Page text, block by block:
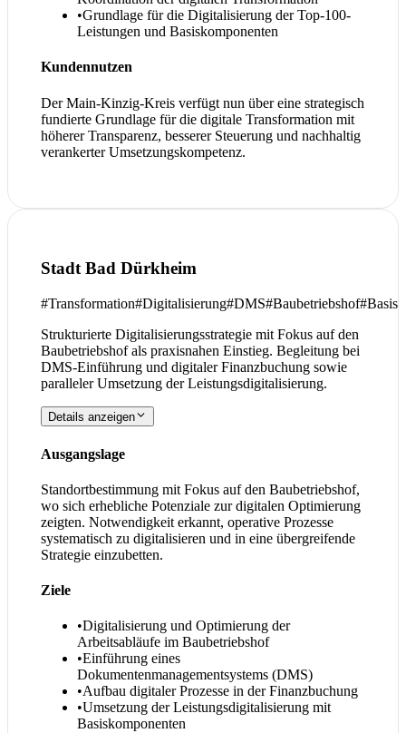
•Grundlage für die Digitalisierung der Top-100-
Leistungen und Basiskomponenten
Kundennutzen
Der Main-Kinzig-Kreis verfügt nun über eine strategisch
fundierte Grundlage für die digitale Transformation mit
höherer Transparenz, besserer Steuerung und nachhaltig
verankerter Umsetzungskompetenz.
Stadt Bad Dürkheim
#Transformation#Digitalisierung#DMS#Baubetriebshof#
Strukturierte Digitalisierungsstrategie mit Fokus auf den
Baubetriebshof als praxisnahen Einstieg. Begleitung bei
DMS-Einführung und digitaler Finanzbuchung sowie
paralleler Umsetzung der Leistungsdigitalisierung.
Details anzeigen
Ausgangslage
Standortbestimmung mit Fokus auf den Baubetriebshof,
wo sich erhebliche Potenziale zur digitalen Optimierung
zeigten. Notwendigkeit erkannt, operative Prozesse
systematisch zu digitalisieren und in eine übergreifende
Strategie einzubetten.
Ziele
•Digitalisierung und Optimierung der
Arbeitsabläufe im Baubetriebshof
•Einführung eines
Dokumentenmanagementsystems (DMS)
•Aufbau digitaler Prozesse in der Finanzbuchung
•Umsetzung der Leistungsdigitalisierung mit
Basiskomponenten